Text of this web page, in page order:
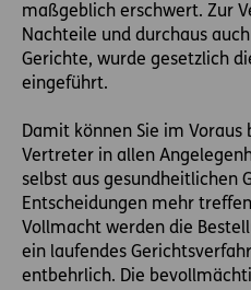
maßgeblich erschwert. Zur
Nachteile und durchaus
Gerichte, wurde gesetzlich
eingeführt.
Damit können Sie im
Vertreter in allen
selbst aus gesundheitlichen
Entscheidungen mehr
Vollmacht werden die
ein laufendes
entbehrlich. Die